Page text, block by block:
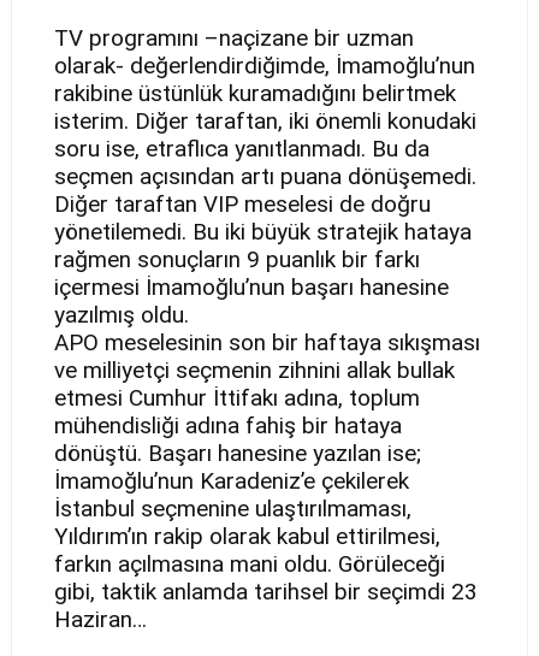
TV programını –naçizane bir uzman
olarak- değerlendirdiğimde, İmamoğlu’nun
rakibine üstünlük kuramadığını belirtmek
isterim. Diğer taraftan, iki önemli konudaki
soru ise, etraflıca yanıtlanmadı. Bu da
seçmen açısından artı puana dönüşemedi.
Diğer taraftan VIP meselesi de doğru
yönetilemedi. Bu iki büyük stratejik hataya
rağmen sonuçların 9 puanlık bir farkı
içermesi İmamoğlu’nun başarı hanesine
yazılmış oldu.
APO meselesinin son bir haftaya sıkışması
ve milliyetçi seçmenin zihnini allak bullak
etmesi Cumhur İttifakı adına, toplum
mühendisliği adına fahiş bir hataya
dönüştü. Başarı hanesine yazılan ise;
İmamoğlu’nun Karadeniz’e çekilerek
İstanbul seçmenine ulaştırılmaması,
Yıldırım’ın rakip olarak kabul ettirilmesi,
farkın açılmasına mani oldu. Görüleceği
gibi, taktik anlamda tarihsel bir seçimdi 23
Haziran…